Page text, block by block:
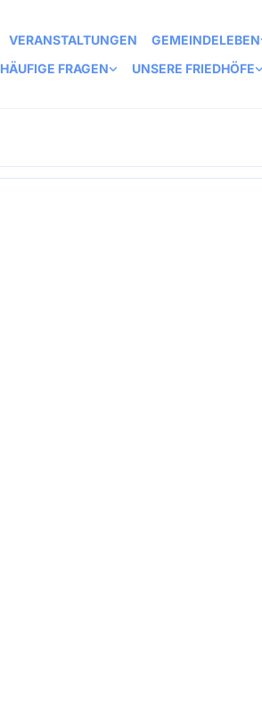
VERANSTALTUNGEN GEMEINDELEBEN
HÄUFIGE FRAGEN UNSERE FRIEDHÖFE